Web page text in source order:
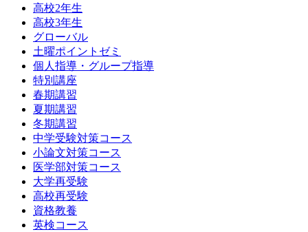
高校2年生
高校3年生
グローバル
土曜ポイントゼミ
個人指導・グループ指導
特別講座
春期講習
夏期講習
冬期講習
中学受験対策コース
小論文対策コース
医学部対策コース
大学再受験
高校再受験
資格教養
英検コース